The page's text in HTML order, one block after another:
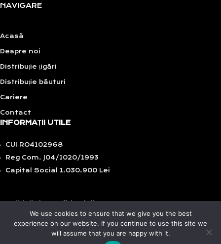
NAVIGARE
Acasă
Despre noi
Distribuție țigări
Distribuție băuturi
Cariere
Contact
INFORMAȚII UTILE
CUI RO4102968
Reg Com. J04/1020/1993
Capital Social 1.030.900 Lei
Politică de cookies
We use cookies to ensure that we give you the best
experience on our website. If you continue to use this site we
will assume that you are happy with it.